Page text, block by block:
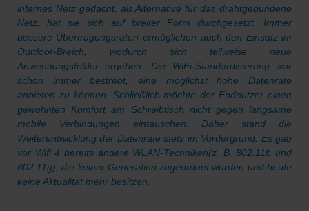
internes Netz gedacht, als Alternative für das drahtgebundene
Netz, hat sie sich auf breiter Form durchgesetzt. Immer
bessere Übertragungsraten ermöglichen auch den Einsatz im
Outdoor-Breich, wodurch sich teilweise neue
Anwendungsfelder ergeben. Die WiFi-Standardisierung war
schon immer bestrebt, eine möglichst hohe Datenrate
anbieten zu können. Schließlich möchte der Endnutzer einen
gewohnten Komfort am Schreibtisch nicht gegen langsame
mobile Verbindungen eintauschen. Daher stand die
Weiterentwicklung der Datenrate stets im Vordergrund. Es gab
vor Wifi 4 bereits andere WLAN-Techniken(z. B. 802.11b und
802.11g), die keiner Generation zugeordnet wurden und heute
keine Aktualität mehr besitzen.